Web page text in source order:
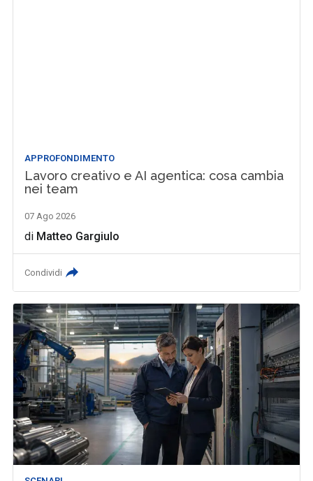
APPROFONDIMENTO
Lavoro creativo e AI agentica: cosa cambia
nei team
07 Ago 2026
di Matteo Gargiulo
Condividi